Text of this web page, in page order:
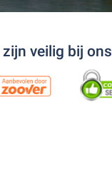
veilig bij ons